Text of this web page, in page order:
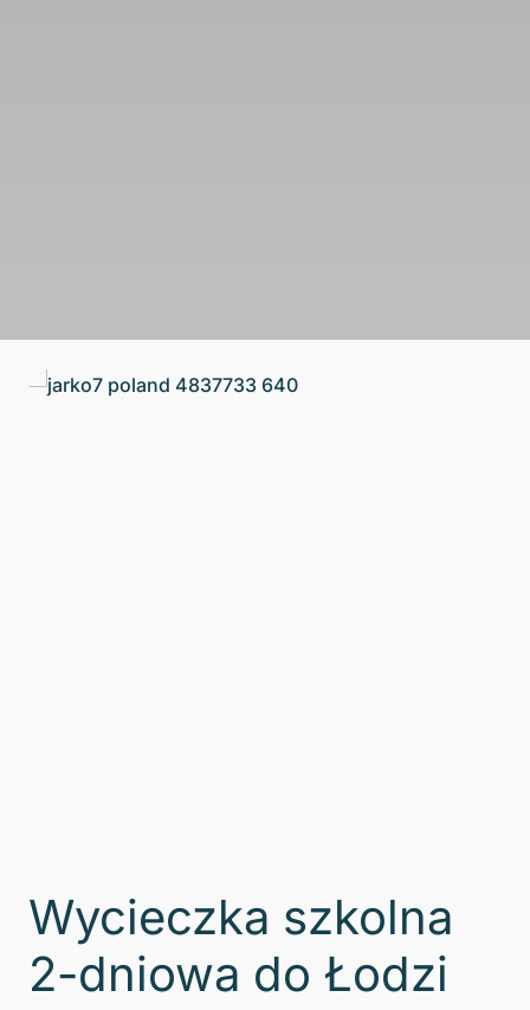
Wycieczka szkolna
2-dniowa do Łodzi